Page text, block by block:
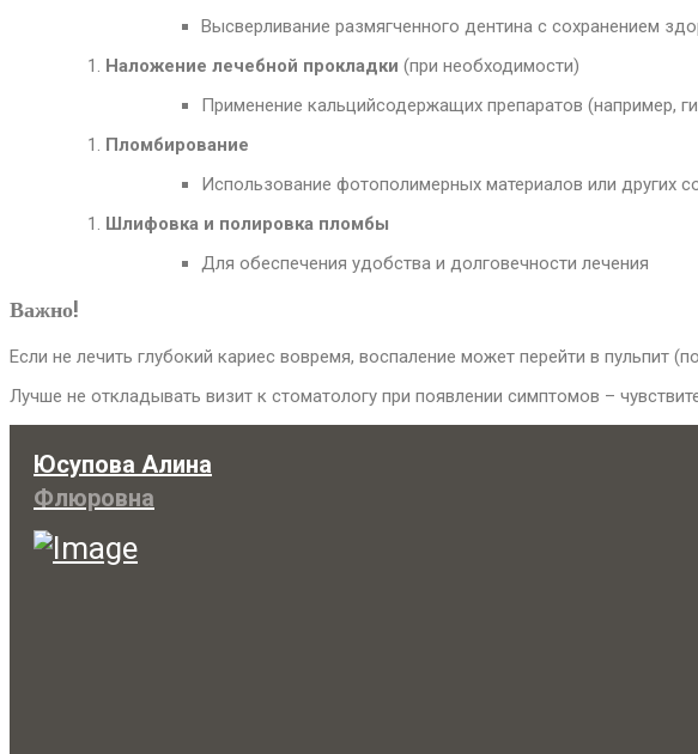
Высверливание размягченного дентина с сохранением
Наложение лечебной прокладки (при необходимости)
Применение кальцийсодержащих препаратов (например,
Пломбирование
Использование фотополимерных материалов или других
Шлифовка и полировка пломбы
Для обеспечения удобства и долговечности лечения
Важно!
Если не лечить глубокий кариес вовремя, воспаление может перейти в пульпит
Лучше не откладывать визит к стоматологу при появлении симптомов –
Юсупова Алина
Флюровна